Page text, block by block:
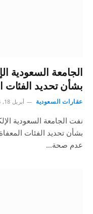
الجامعة السعودية
بشأن تحديد الفئات
عقارات السعودية أبريل 18, 2024
نفت الجامعة السعودية
بشأن تحديد الفئات
عدم صحة…